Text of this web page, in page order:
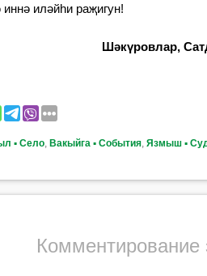
иләйһи раҗигун!
Шәкүровлар,
▪ Село ,Вакыйга ▪ События ,Язмыш ▪
Комментирование